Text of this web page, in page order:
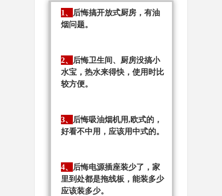
1、 后悔搞开放式厨房，有油
烟问题。
2、 后悔卫生间、厨房没搞小
水宝，热水来得快，使用时比
较方便。
3、 后悔吸油烟机用,欧式的，
好看不中用，应该用中式的。
4、 后悔电源插座装少了，家
里到处都是拖线板，能装多少
应该装多少。